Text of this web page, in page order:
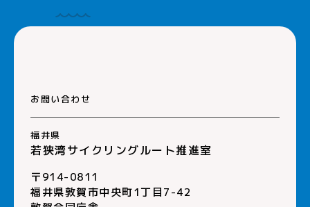
お問い合わせ
福井県
若狭湾サイクリングルート推進室
〒914-0811
福井県敦賀市中央町1丁目7-42